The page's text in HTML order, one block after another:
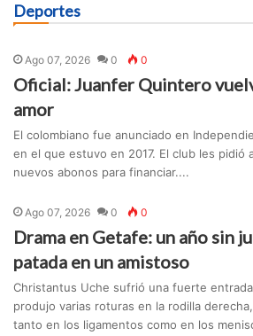
Deportes
Ago 07, 2026 0 0
Oficial: Juanfer Quintero
amor
El colombiano fue anunciado en
en el que estuvo en 2017. El club les pidió
nuevos abonos para financiar....
Ago 07, 2026 0 0
Drama en Getafe: un año sin
patada en un amistoso
Christantus Uche sufrió una fuerte
produjo varias roturas en la rodilla
tanto en los ligamentos como en los